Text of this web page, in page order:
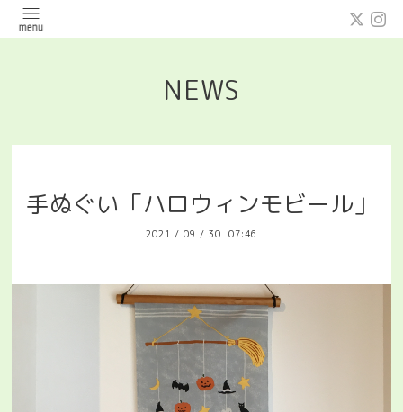
NEWS
手ぬぐい「ハロウィンモビール」
2021 / 09 / 30 07:46